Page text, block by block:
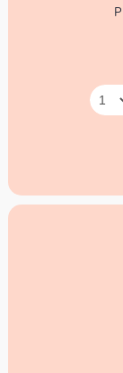
hochwertigen
Denn nur mit
werden.
von Piemont